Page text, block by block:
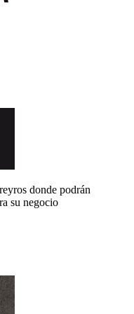
donde podrán
su negocio